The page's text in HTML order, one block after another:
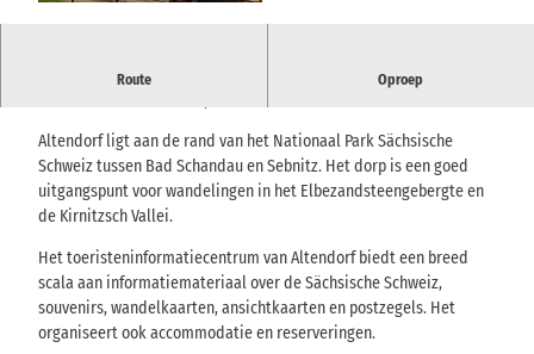
Route Oproep
Contactpunt in Altendorf met uitgebreide informatie, tips en
Altendorf ligt aan de rand van het Nationaal Park Sächsische
Schweiz tussen Bad Schandau en Sebnitz. Het dorp is een goed
uitgangspunt voor wandelingen in het Elbezandsteengebergte en
de Kirnitzsch Vallei.
Het toeristeninformatiecentrum van Altendorf biedt een breed
scala aan informatiemateriaal over de Sächsische Schweiz,
souvenirs, wandelkaarten, ansichtkaarten en postzegels. Het
organiseert ook accommodatie en reserveringen.